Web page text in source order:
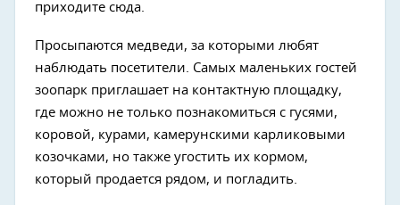
приходите сюда.
Просыпаются медведи, за которыми любят
наблюдать посетители. Самых маленьких гостей
зоопарк приглашает на контактную площадку,
где можно не только познакомиться с гусями,
коровой, курами, камерунскими карликовыми
козочками, но также угостить их кормом,
который продается рядом, и погладить.